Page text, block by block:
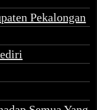
Pekalongan